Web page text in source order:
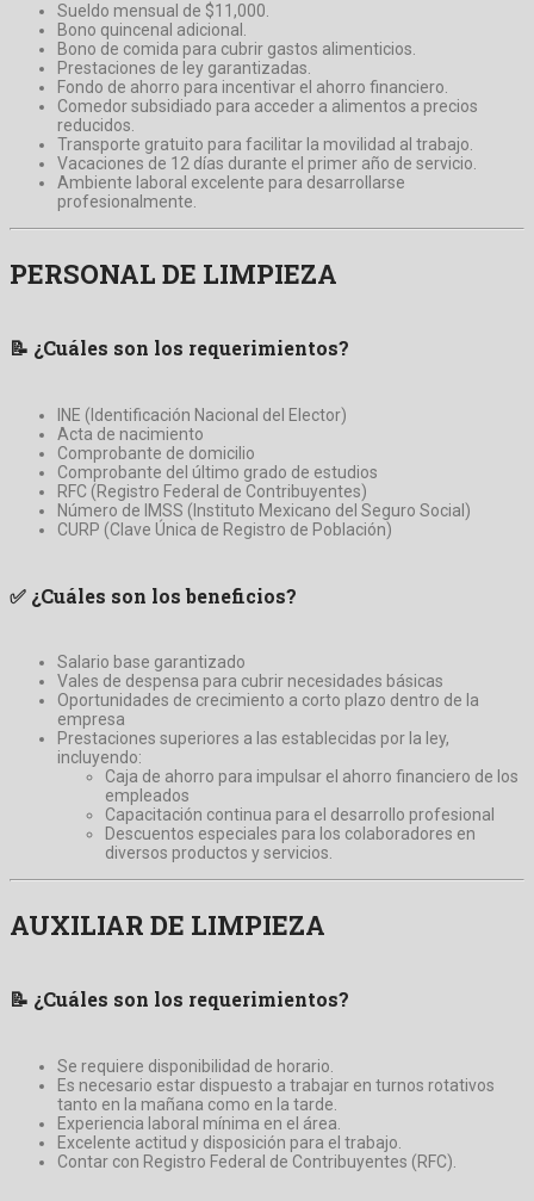
Sueldo mensual de $11,000.
Bono quincenal adicional.
Bono de comida para cubrir gastos alimenticios.
Prestaciones de ley garantizadas.
Fondo de ahorro para incentivar el ahorro financiero.
Comedor subsidiado para acceder a alimentos a precios
reducidos.
Transporte gratuito para facilitar la movilidad al trabajo.
Vacaciones de 12 días durante el primer año de servicio.
Ambiente laboral excelente para desarrollarse
profesionalmente.
PERSONAL DE LIMPIEZA
📝 ¿Cuáles son los requerimientos?
INE (Identificación Nacional del Elector)
Acta de nacimiento
Comprobante de domicilio
Comprobante del último grado de estudios
RFC (Registro Federal de Contribuyentes)
Número de IMSS (Instituto Mexicano del Seguro Social)
CURP (Clave Única de Registro de Población)
✅ ¿Cuáles son los beneficios?
Salario base garantizado
Vales de despensa para cubrir necesidades básicas
Oportunidades de crecimiento a corto plazo dentro de la
empresa
Prestaciones superiores a las establecidas por la ley,
incluyendo:
Caja de ahorro para impulsar el ahorro financiero de los
empleados
Capacitación continua para el desarrollo profesional
Descuentos especiales para los colaboradores en
diversos productos y servicios.
AUXILIAR DE LIMPIEZA
📝 ¿Cuáles son los requerimientos?
Se requiere disponibilidad de horario.
Es necesario estar dispuesto a trabajar en turnos rotativos
tanto en la mañana como en la tarde.
Experiencia laboral mínima en el área.
Excelente actitud y disposición para el trabajo.
Contar con Registro Federal de Contribuyentes (RFC).